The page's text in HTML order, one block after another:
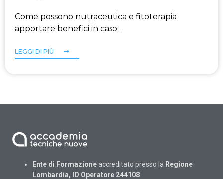
Come possono nutraceutica e fitoterapia
apportare benefici in caso…
LEGGI DI PIÙ
Ente di Formazione accreditato presso la Regione
Lombardia, ID Operatore 244108